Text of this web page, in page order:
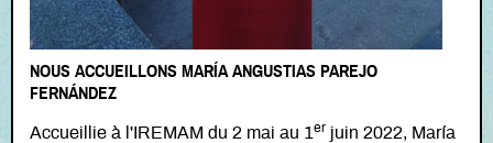
NOUS ACCUEILLONS MARÍA ANGUSTIAS PAREJO
FERNÁNDEZ
Accueillie à l'IREMAM du 2 mai au 1 er juin 2022, María